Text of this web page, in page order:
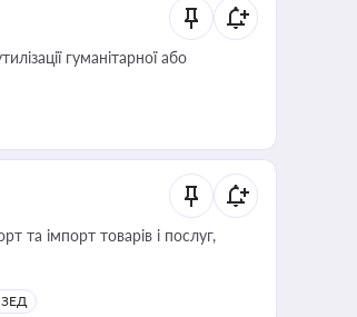
гуманітарної або
та імпорт товарів і послуг,
ЗЕД